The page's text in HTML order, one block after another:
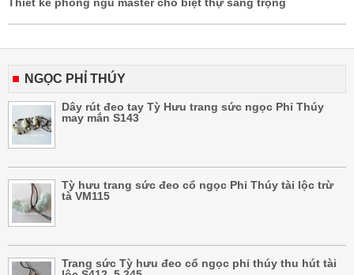
NGỌC PHỈ THÚY
Dây rút đeo tay Tỳ Hưu trang sức ngọc Phỉ Thúy
may mắn S143
Tỳ hưu trang sức đeo cổ ngọc Phỉ Thúy tài lộc trừ
tà VM115
Trang sức Tỳ hưu đeo cổ ngọc phỉ thúy thu hút tài